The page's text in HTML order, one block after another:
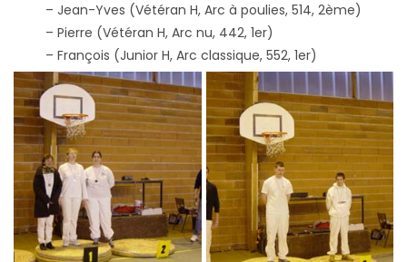
– Jean-Yves (Vétéran H, Arc à poulies, 514, 2ème)
– Pierre (Vétéran H, Arc nu, 442, 1er)
– François (Junior H, Arc classique, 552, 1er)